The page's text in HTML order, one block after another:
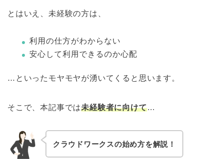
とはいえ、未経験の方は、
利用の仕方がわからない
安心して利用できるのか心配
…といったモヤモヤが湧いてくると思います。
そこで、本記事では未経験者に向けて…
クラウドワークスの始め方を解説！